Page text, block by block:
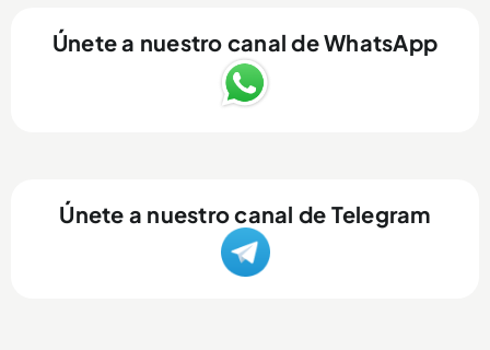
Únete a nuestro canal de WhatsApp
Únete a nuestro canal de Telegram